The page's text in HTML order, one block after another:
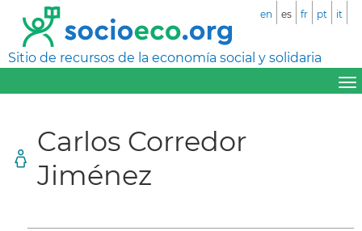
Sitio de recursos de la economía social y solidaria
en es fr pt it
Carlos Corredor
Jiménez